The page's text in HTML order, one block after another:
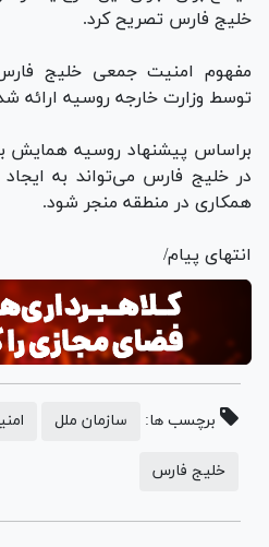
خلیج فارس تصریح کرد.
توسط وزارت خارجه روسیه ارائه
براساس پیشنهاد روسیه همایش
در خلیج فارس می‌تواند به
همکاری در منطقه منجر شود.
انتهای پیام/
برچسب ها: سازمان ملل
خلیج فارس